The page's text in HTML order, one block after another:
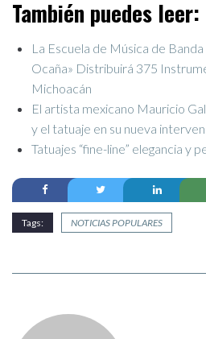
También puedes leer:
La Escuela de Música de
Ocaña» Distribuirá 375
Michoacán
El artista mexicano Mauricio
y el tatuaje en su nueva
Tatuajes “fine-line” elegancia y
Tags: NOTICIAS POPULARES